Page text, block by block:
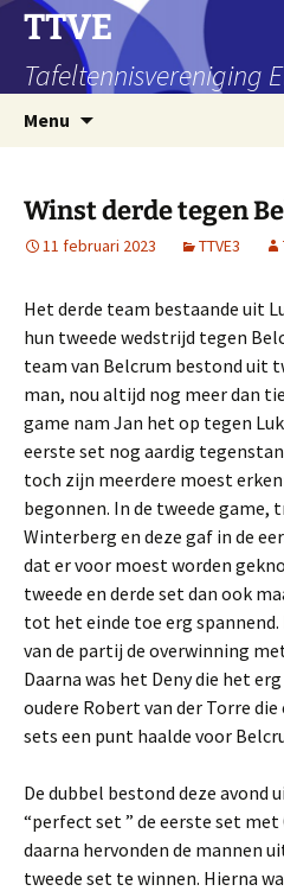
Ga
naar
inhoud
TTVE
Tafeltennisvereniging
Menu
Winst derde tegen
11 februari 2023 TTVE3
Het derde team bestaande uit
hun tweede wedstrijd tegen
team van Belcrum bestond uit
man, nou altijd nog meer dan
game nam Jan het op tegen
eerste set nog aardig
toch zijn meerdere moest
begonnen. In de tweede game,
Winterberg en deze gaf in de
dat er voor moest worden
tweede en derde set dan ook
tot het einde toe erg
van de partij de overwinning
Daarna was het Deny die het
oudere Robert van der Torre
sets een punt haalde voor
De dubbel bestond deze avond
“perfect set ” de eerste set
daarna hervonden de mannen
tweede set te winnen. Hierna